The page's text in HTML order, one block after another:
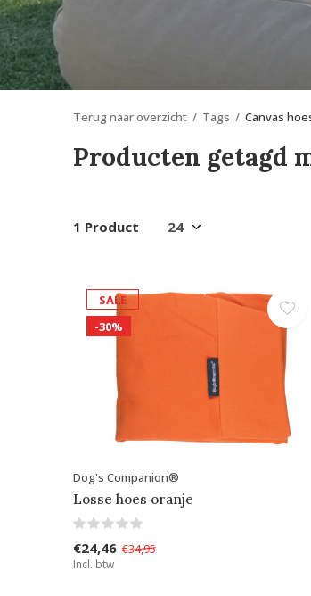
Terug naar overzicht Tags Canvas
Producten getagd
1 Product
SALE
-30%
Dog's Companion®
Losse hoes oranje
€24,46 €34,95
Incl. btw